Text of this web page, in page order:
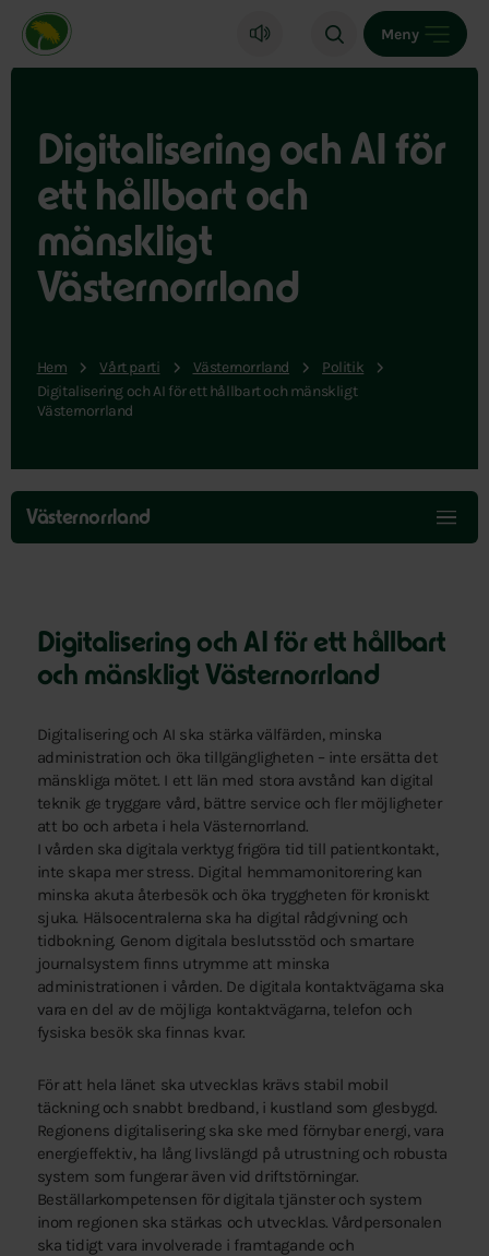
Miljöpartiet de gröna, startsida
Meny
Digitalisering och AI för
ett hållbart och
mänskligt
Västernorrland
Hem Vårt parti Västernorrland
Politik
Digitalisering och AI för ett hållbart och mänskligt
Västernorrland
Hoppa
över
menyn
Västernorrland
Digitalisering och AI för ett hållbart
och mänskligt Västernorrland
Digitalisering och AI ska stärka välfärden, minska
administration och öka tillgängligheten – inte ersätta det
mänskliga mötet. I ett län med stora avstånd kan digital
teknik ge tryggare vård, bättre service och fler möjligheter
att bo och arbeta i hela Västernorrland.
I vården ska digitala verktyg frigöra tid till patientkontakt,
inte skapa mer stress. Digital hemmamonitorering kan
minska akuta återbesök och öka tryggheten för kroniskt
sjuka. Hälsocentralerna ska ha digital rådgivning och
tidbokning. Genom digitala beslutsstöd och smartare
journalsystem finns utrymme att minska
administrationen i vården. De digitala kontaktvägarna ska
vara en del av de möjliga kontaktvägarna, telefon och
fysiska besök ska finnas kvar.
För att hela länet ska utvecklas krävs stabil mobil
täckning och snabbt bredband, i kustland som glesbygd.
Regionens digitalisering ska ske med förnybar energi, vara
energieffektiv, ha lång livslängd på utrustning och robusta
system som fungerar även vid driftstörningar.
Beställarkompetensen för digitala tjänster och system
inom regionen ska stärkas och utvecklas. Vårdpersonalen
ska tidigt vara involverade i framtagande och